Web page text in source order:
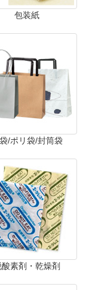
包装紙
/ポリ袋/封筒袋
酸素剤・乾燥剤